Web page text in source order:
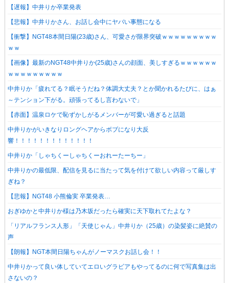
【遅報】中井りか卒業発表
【悲報】中井りかさん、お話し会中にヤバい事態になる
【衝撃】NGT48本間日陽(23歳)さん、可愛さが限界突破ｗｗｗｗｗｗｗｗｗ
ｗｗ
【画像】最新のNGT48中井りか(25歳)さんの顔面、美しすぎるｗｗｗｗｗｗ
ｗｗｗｗｗｗｗｗｗ
中井りか「疲れてる？眠そうだね？体調大丈夫？とか聞かれるたびに、はぁ
～テンション下がる。頑張ってるし言わないで」
【赤面】温泉ロケで恥ずかしがるメンバーが可愛い過ぎると話題
中井りかがいきなりロングヘアからボブになり大反
響！！！！！！！！！！！！！
中井りか「しゃちくーしゃちくーおれーたーちー」
中井りかの最低限、配信を見るに当たって気を付けて欲しい内容って厳しす
ぎね？
【悲報】NGT48 小熊倫実 卒業発表…
おぎゆかと中井りか様は乃木坂だったら確実に天下取れてたよな？
「リアルフランス人形」「天使じゃん」中井りか（25歳）の染髪姿に絶賛の
声
【朗報】NGT本間日陽ちゃんがノーマスクお話し会！！
中井りかって良い体していてエロいグラビアもやってるのに何で写真集は出
さないの？